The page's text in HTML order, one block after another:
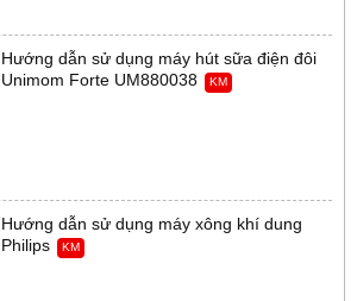
Hướng dẫn sử dụng máy hút sữa điện đôi
Unimom Forte UM880038
KM
Hướng dẫn sử dụng máy xông khí dung
Philips
KM